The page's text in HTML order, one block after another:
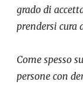
grado di
prendersi cura
Come spesso
persone con